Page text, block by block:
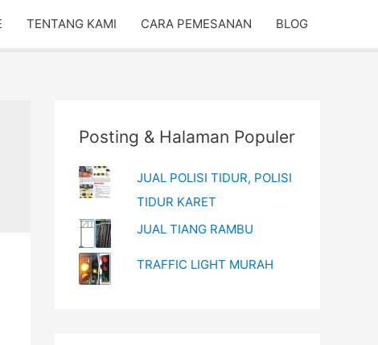
TENTANG KAMI CARA PEMESANAN BLOG
Posting & Halaman Populer
JUAL POLISI TIDUR, POLISI
TIDUR KARET
JUAL TIANG RAMBU
TRAFFIC LIGHT MURAH